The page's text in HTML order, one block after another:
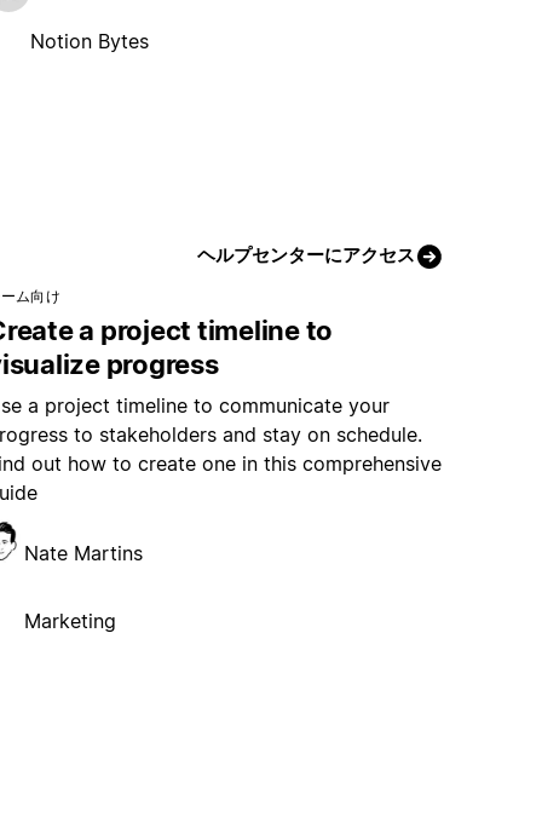
Notion Bytes
ヘルプセンターにアクセス
ム向け
a project timeline to
progress
a project timeline to communicate your
to stakeholders and stay on schedule.
out how to create one in this comprehensive
Nate Martins
Marketing